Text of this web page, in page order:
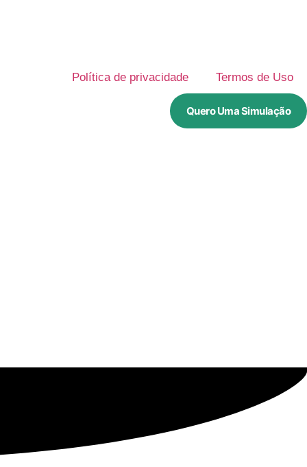
Política de privacidade Termos de Uso
Quero Uma Simulação